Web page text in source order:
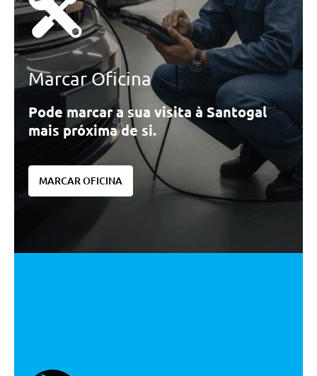
Marcar Oficina
Pode marcar a sua visita à Santogal
mais próxima de si.
MARCAR OFICINA